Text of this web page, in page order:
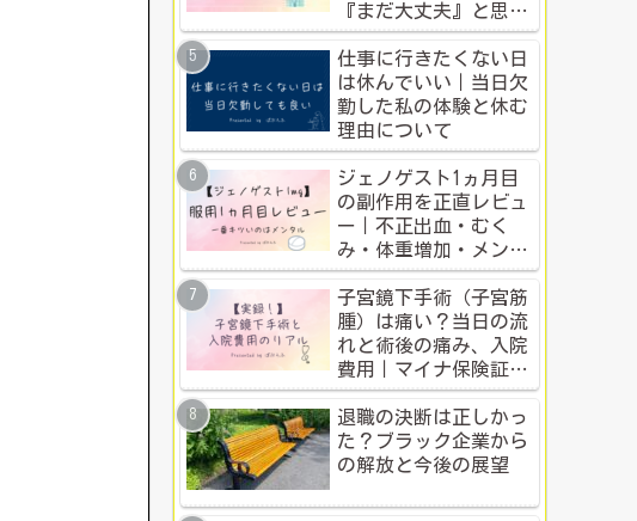
『まだ大丈夫』と思う
人のための警告
仕事に行きたくない日
は休んでいい｜当日欠
勤した私の体験と休む
理由について
ジェノゲスト1ヵ月目
の副作用を正直レビュ
ー｜不正出血・むく
み・体重増加・メンタ
ル変化まで【体験談】
子宮鏡下手術（子宮筋
腫）は痛い？当日の流
れと術後の痛み、入院
費用｜マイナ保険証・
公的制度で乗り切った
入院体験記全公開
退職の決断は正しかっ
た？ブラック企業から
の解放と今後の展望